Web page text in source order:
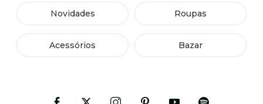
Novidades Roupas
Acessórios Bazar